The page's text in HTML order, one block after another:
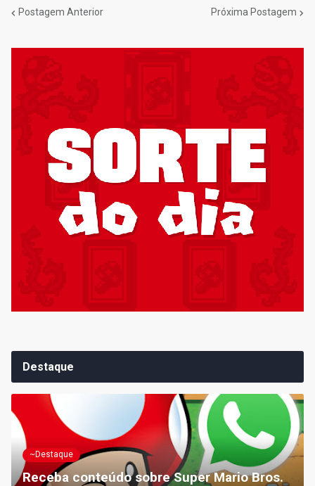
Postagem Anterior Próxima Postagem
Destaque
~Destaque
Receba conteúdo sobre Super Mario Bros.